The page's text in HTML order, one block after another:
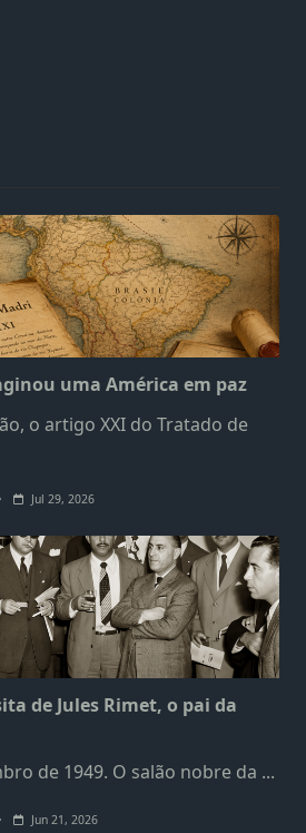
uma América em paz
o artigo XXI do Tratado de
Jul 29, 2026
de Jules Rimet, o pai da
de 1949. O salão nobre da ...
Jun 21, 2026